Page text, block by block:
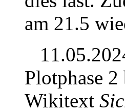
am 21.5
Plotphase
Wikitext